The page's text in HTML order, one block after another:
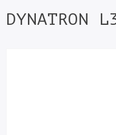
DYNATRON